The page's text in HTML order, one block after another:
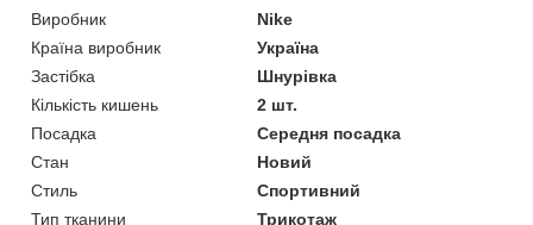
Виробник
Nike
Країна виробник
Україна
Застібка
Шнурівка
Кількість кишень
2 шт.
Посадка
Середня посадка
Стан
Новий
Стиль
Спортивний
Тип тканини
Трикотаж